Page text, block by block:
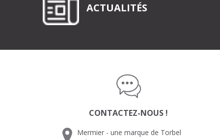
ACTUALITÉS
CONTACTEZ-NOUS !
Mermier - une marque de Torbel